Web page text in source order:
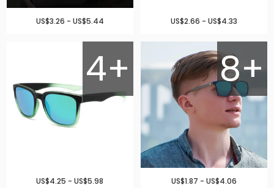
US$2.66 - US$4.33
US$3.26 - US$5.44
8+
US$1.87 - US$4.06
4+
US$4.25 - US$5.98